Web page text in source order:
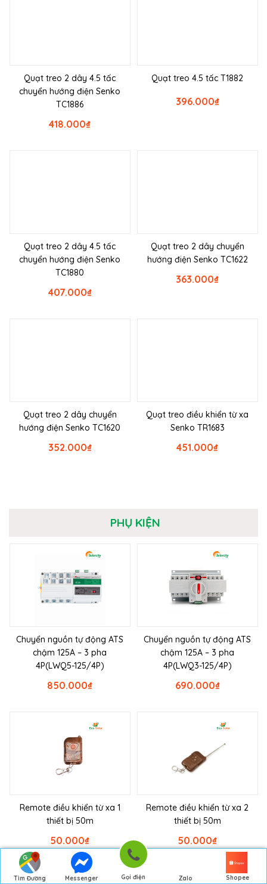
Tìm Đường
Messenger Gọi điện Zalo Shopee
Quạt treo 2 dây 4.5 tấc
chuyển hướng điện Senko
TC1886
₫
418.000
Quạt treo 4.5 tấc T1882
₫
396.000
Quạt treo 2 dây 4.5 tấc
chuyển hướng điện Senko
TC1880
₫
407.000
Quạt treo 2 dây chuyển
hướng điện Senko TC1622
₫
363.000
Quạt treo 2 dây chuyển
hướng điện Senko TC1620
₫
352.000
Quạt treo điều khiển từ xa
Senko TR1683
₫
451.000
PHỤ KIỆN
Chuyển nguồn tự động ATS
chậm 125A – 3 pha
4P(LWQ5-125/4P)
₫
850.000
Chuyển nguồn tự động ATS
chậm 125A – 3 pha
4P(LWQ3-125/4P)
₫
690.000
Remote điều khiển từ xa 1
thiết bị 50m
₫
50.000
Remote điều khiển từ xa 2
thiết bị 50m
₫
50.000